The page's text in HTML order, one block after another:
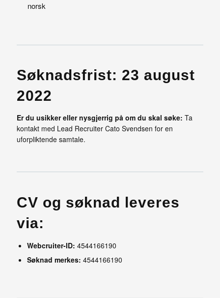
norsk
Søknadsfrist: 23 august
2022
Er du usikker eller nysgjerrig på om du skal søke: Ta
kontakt med Lead Recruiter Cato Svendsen for en
uforpliktende samtale.
CV og søknad leveres
via:
Webcruiter-ID: 4544166190
Søknad merkes: 4544166190